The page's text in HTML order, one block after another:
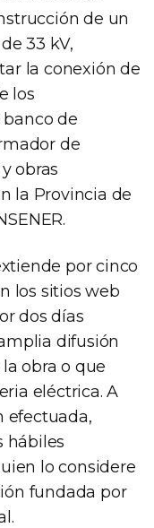
de un
33 kV,
la conexión de
los
de
de
obras
la Provincia de
por cinco
los sitios web
dos días
difusión
obra o que
eléctrica. A
efectuada,
hábiles
lo considere
fundada por